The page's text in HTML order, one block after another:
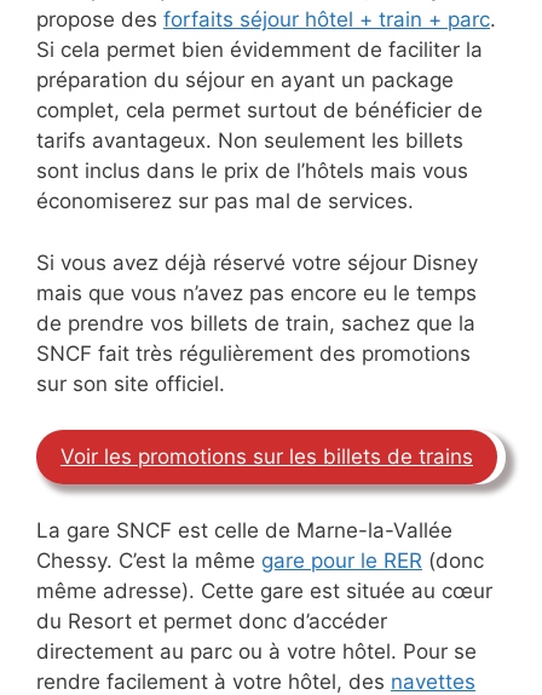
propose des forfaits séjour hôtel + train + parc.
Si cela permet bien évidemment de faciliter la
préparation du séjour en ayant un package
complet, cela permet surtout de bénéficier de
tarifs avantageux. Non seulement les billets
sont inclus dans le prix de l’hôtels mais vous
économiserez sur pas mal de services.
Si vous avez déjà réservé votre séjour Disney
mais que vous n’avez pas encore eu le temps
de prendre vos billets de train, sachez que la
SNCF fait très régulièrement des promotions
sur son site officiel.
Voir les promotions sur les billets de trains
La gare SNCF est celle de Marne-la-Vallée
Chessy. C’est la même gare pour le RER (donc
même adresse). Cette gare est située au cœur
du Resort et permet donc d’accéder
directement au parc ou à votre hôtel. Pour se
rendre facilement à votre hôtel, des navettes